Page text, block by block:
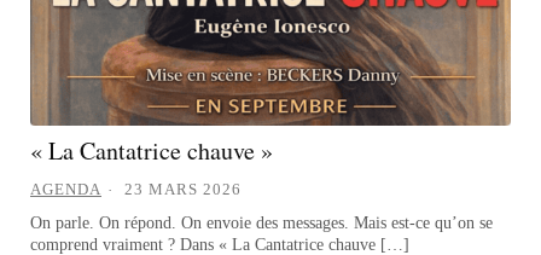
« La Cantatrice chauve »
AGENDA
23 MARS 2026
On parle. On répond. On envoie des messages. Mais est-ce qu’on se
comprend vraiment ? Dans « La Cantatrice chauve […]